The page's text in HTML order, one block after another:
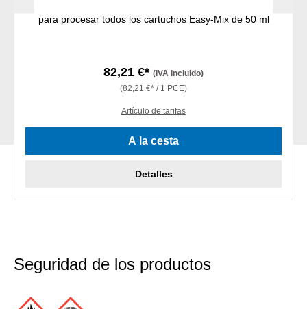
para procesar todos los cartuchos Easy-Mix de 50 ml
82,21 €* (IVA incluido)
(82,21 €* / 1 PCE)
Artículo de tarifas
A la cesta
Detalles
Seguridad de los productos